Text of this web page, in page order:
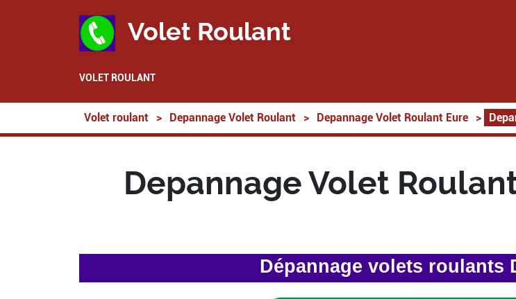
Volet Roulant
VOLET ROULANT
Volet roulant > Depannage Volet Roulant > Depannage Volet Roulant Eure >
Depannage Volet
Dépannage volets roulants